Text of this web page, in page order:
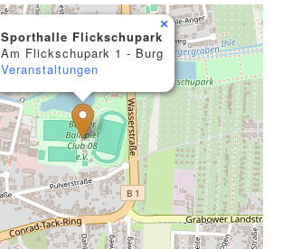
Sporthalle Flickschupark
Am Flickschupark 1 - Burg
Veranstaltungen
×